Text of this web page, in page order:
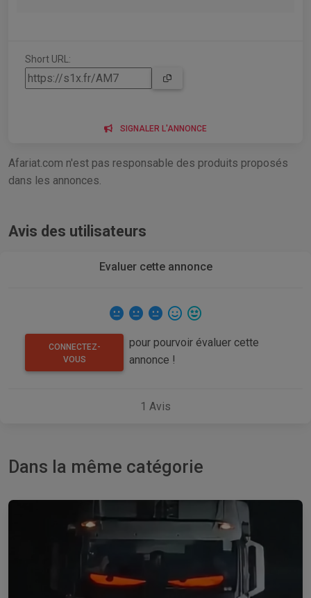
Short URL:
SIGNALER L'ANNONCE
Afariat.com n'est pas responsable des produits proposés
dans les annonces.
Avis des utilisateurs
Evaluer cette annonce
CONNECTEZ-
VOUS
pour pourvoir évaluer cette
annonce !
1 Avis
Dans la même catégorie